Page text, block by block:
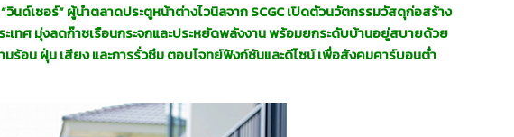
นด์เซอร์” ผู้นำตลาดประตูหน้าต่างไวนิลจากSCGC เปิดตัวนวัตกรรมวัสดุก่อสร้าง
ะเทศ มุ่งลดก๊าซเรือนกระจกและประหยัดพลังงาน พร้อมยกระดับบ้านอยู่สบายด้วย
อน ฝุ่น เสียง และการรั่วซึม ตอบโจทย์ฟังก์ชันและดีไซน์ เพื่อสังคมคาร์บอนต่ำ